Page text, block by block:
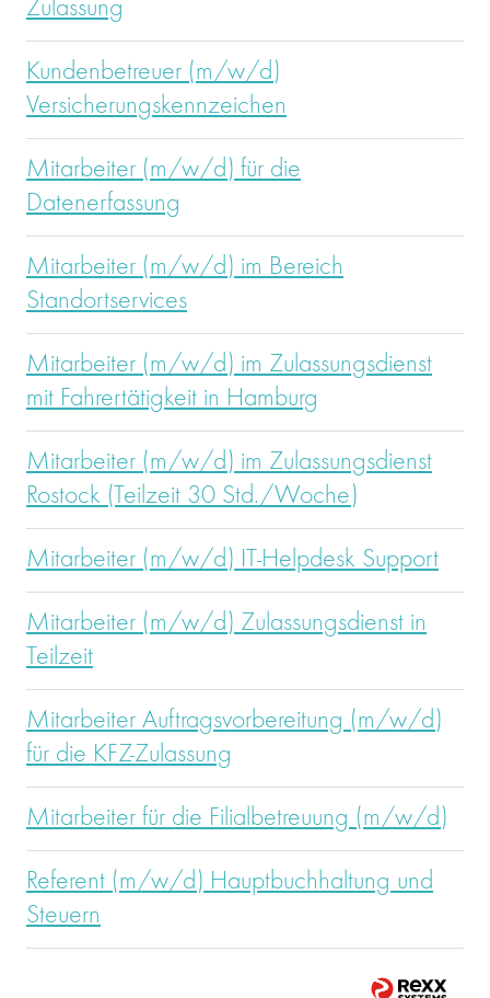
Zulassung
Kundenbetreuer (m/w/d)
Versicherungskennzeichen
Mitarbeiter (m/w/d) für die
Datenerfassung
Mitarbeiter (m/w/d) im Bereich
Standortservices
Mitarbeiter (m/w/d) im Zulassungsdienst
mit Fahrertätigkeit in Hamburg
Mitarbeiter (m/w/d) im Zulassungsdienst
Rostock (Teilzeit 30 Std./Woche)
Mitarbeiter (m/w/d) IT-Helpdesk Support
Mitarbeiter (m/w/d) Zulassungsdienst in
Teilzeit
Mitarbeiter Auftragsvorbereitung (m/w/d)
für die KFZ-Zulassung
Mitarbeiter für die Filialbetreuung (m/w/d)
Referent (m/w/d) Hauptbuchhaltung und
Steuern